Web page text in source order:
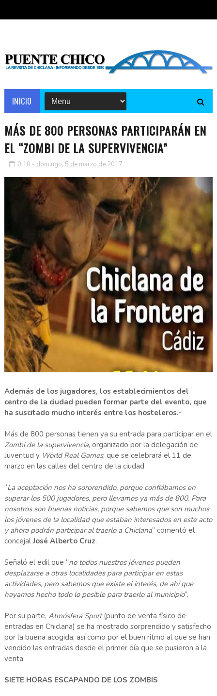
INICIO
MÁS DE 800 PERSONAS PARTICIPARÁN EN
EL “ZOMBI DE LA SUPERVIVENCIA”
0:10 - domingo, 5 de marzo de 2017
Además de los jugadores, los establecimientos del
centro de la ciudad pueden formar parte del evento, que
ha suscitado mucho interés entre los hosteleros.-
Más de 800 personas tienen ya su entrada para participar en el
Zombi de la supervivencia, organizado por la delegación de
Juventud y World Real Games, que se celebrará el 11 de
marzo en las calles del centro de la ciudad.
“La aceptación nos ha sorprendido, porque confiábamos en
superar los 500 jugadores, pero llevamos ya más de 800. Para
nosotros son buenas noticias, porque sabemos que son muchos
los jóvenes de la localidad que estaban interesados en este acto
y ahora podrán participar al traerlo a Chiclana” comentó el
concejalJosé Alberto Cruz.
Señaló el edil que “no todos nuestros jóvenes pueden
desplazarse a otras localidades para participar en estas
actividades, pero sabemos que existe el interés, de ahí que
hayamos hecho todo lo posible para traerlo al municipio”.
Por su parte, Atmósfera Sport(punto de venta físico de
entradas en Chiclana) se ha mostrado sorprendido y satisfecho
por la buena acogida, así como por el buen ritmo al que se han
vendido las entradas desde el primer día que se pusieron a la
venta.
SIETE HORAS ESCAPANDO DE LOS ZOMBIS